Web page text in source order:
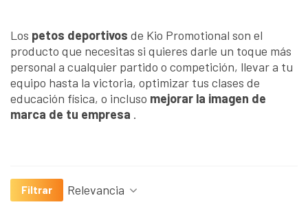
Los petos deportivos de Kio Promotional son el
producto que necesitas si quieres darle un toque más
personal a cualquier partido o competición, llevar a tu
equipo hasta la victoria, optimizar tus clases de
educación física, o incluso mejorar la imagen de
marca de tu empresa .
Filtrar Relevancia